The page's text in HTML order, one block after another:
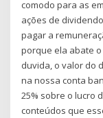
comodo para as
ações de
pagar a
porque ela abate
duvida, o valor do
na nossa conta
25% sobre o lucro
conteúdos que